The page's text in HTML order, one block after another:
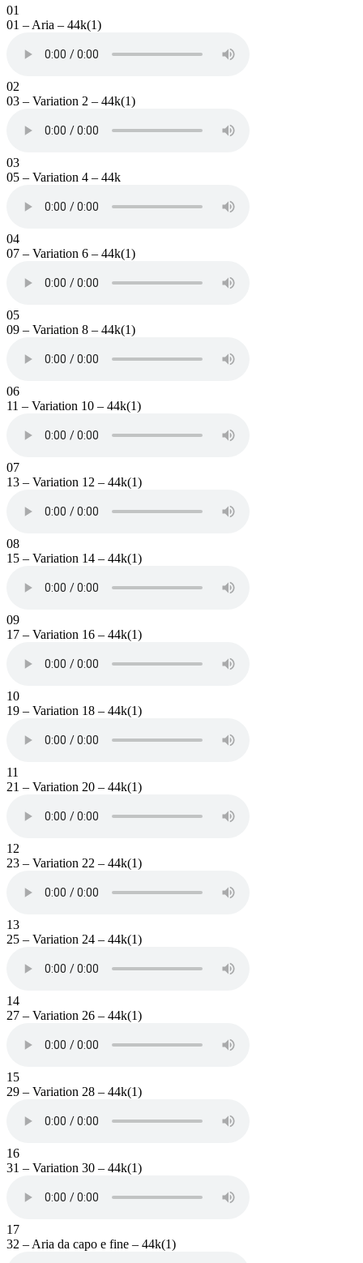
01
01 – Aria – 44k(1)
02
03 – Variation 2 – 44k(1)
03
05 – Variation 4 – 44k
04
07 – Variation 6 – 44k(1)
05
09 – Variation 8 – 44k(1)
06
11 – Variation 10 – 44k(1)
07
13 – Variation 12 – 44k(1)
08
15 – Variation 14 – 44k(1)
09
17 – Variation 16 – 44k(1)
10
19 – Variation 18 – 44k(1)
11
21 – Variation 20 – 44k(1)
12
23 – Variation 22 – 44k(1)
13
25 – Variation 24 – 44k(1)
14
27 – Variation 26 – 44k(1)
15
29 – Variation 28 – 44k(1)
16
31 – Variation 30 – 44k(1)
17
32 – Aria da capo e fine – 44k(1)